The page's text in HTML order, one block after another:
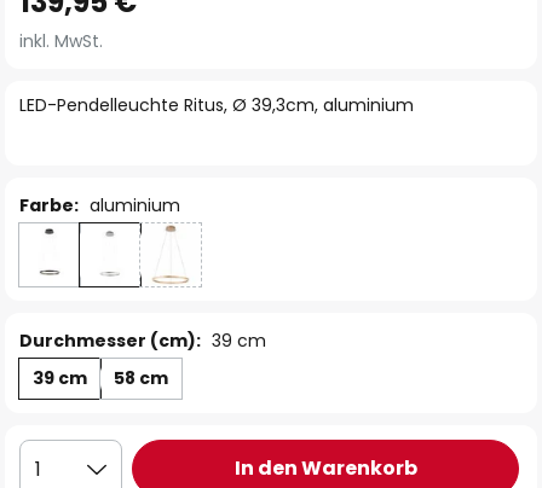
Anfang
der
springen
LED-Pendelleuchte Ritus, Ø 39,3cm, aluminium
inkl. MwSt.
Farbe: aluminium
Durchmesser (cm): 39 cm
39 cm
58 cm
1 In den Warenkorb